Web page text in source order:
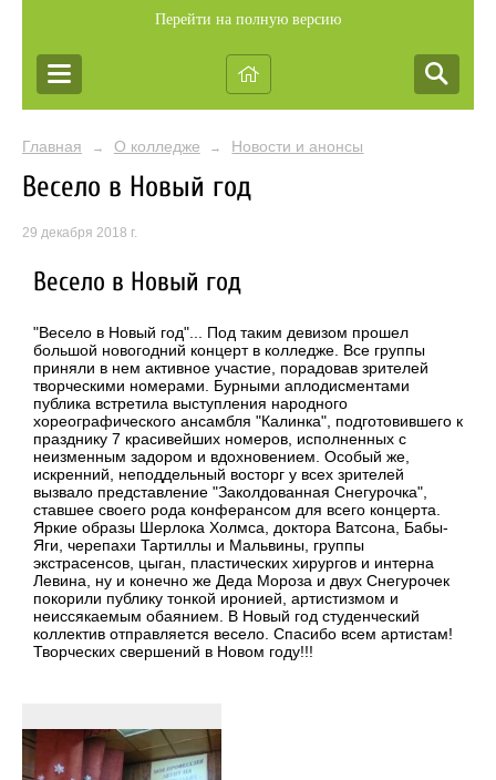
Перейти на полную версию
Главная → О колледже → Новости и анонсы
Весело в Новый год
29 декабря 2018 г.
Весело в Новый год
"Весело в Новый год"... Под таким девизом прошел
большой новогодний концерт в колледже. Все группы
приняли в нем активное участие, порадовав зрителей
творческими номерами. Бурными аплодисментами
публика встретила выступления народного
хореографического ансамбля "Калинка", подготовившего к
празднику 7 красивейших номеров, исполненных с
неизменным задором и вдохновением. Особый же,
искренний, неподдельный восторг у всех зрителей
вызвало представление "Заколдованная Снегурочка",
ставшее своего рода конферансом для всего концерта.
Яркие образы Шерлока Холмса, доктора Ватсона, Бабы-
Яги, черепахи Тартиллы и Мальвины, группы
экстрасенсов, цыган, пластических хирургов и интерна
Левина, ну и конечно же Деда Мороза и двух Снегурочек
покорили публику тонкой иронией, артистизмом и
неиссякаемым обаянием. В Новый год студенческий
коллектив отправляется весело. Спасибо всем артистам!
Творческих свершений в Новом году!!!